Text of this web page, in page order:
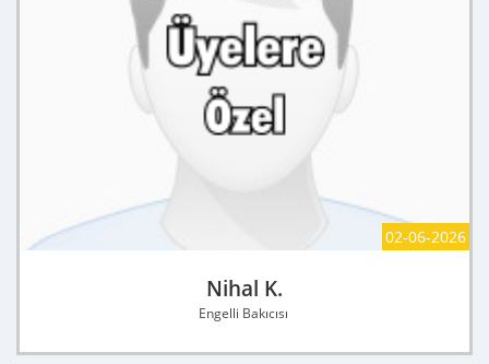
02-06-2026
Nihal K.
Engelli Bakıcısı